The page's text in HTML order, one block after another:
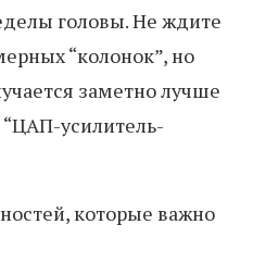
головы. Не ждите
“колонок”, но
заметно лучше
усилитель-
которые важно